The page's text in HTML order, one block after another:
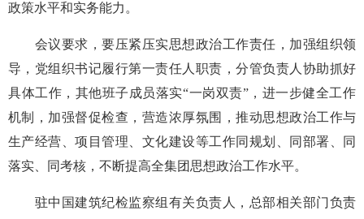
政策水平和实务能力。
会议要求，要压紧压实思想政治工作责任，加强组织领
导，党组织书记履行第一责任人职责，分管负责人协助抓好
具体工作，其他班子成员落实“一岗双责”，进一步健全工作
机制，加强督促检查，营造浓厚氛围，推动思想政治工作与
生产经营、项目管理、文化建设等工作同规划、同部署、同
落实、同考核，不断提高全集团思想政治工作水平。
驻中国建筑纪检监察组有关负责人，总部相关部门负责